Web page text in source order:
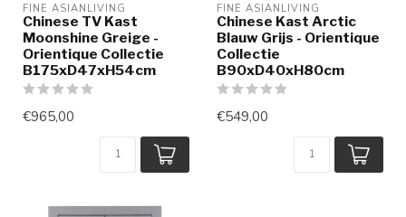
FINE ASIANLIVING
Chinese TV Kast
Moonshine Greige -
Orientique Collectie
B175xD47xH54cm
€965,00
FINE ASIANLIVING
Chinese Kast Arctic
Blauw Grijs - Orientique
Collectie
B90xD40xH80cm
€549,00